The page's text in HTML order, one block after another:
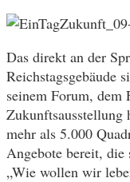
Das direkt an der
Reichstagsgebäude
seinem Forum,
Zukunftsausstellung
mehr als 5.000
Angebote bereit, die
„Wie wollen wir